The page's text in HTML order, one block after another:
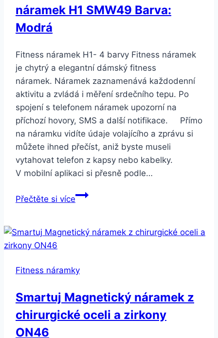
náramek H1 SMW49 Barva:
Modrá
Fitness náramek H1- 4 barvy Fitness náramek
je chytrý a elegantní dámský fitness
náramek. Náramek zaznamenává každodenní
aktivitu a zvládá i měření srdečního tepu. Po
spojení s telefonem náramek upozorní na
příchozí hovory, SMS a další notifikace. Přímo
na náramku vidíte údaje volajícího a zprávu si
můžete ihned přečíst, aniž byste museli
vytahovat telefon z kapsy nebo kabelky.
V mobilní aplikaci si přesně podle…
Přečtěte si víceSmartuj
náramek
Barva:
Fitness náramky
Smartuj Magnetický náramek z
chirurgické oceli a zirkony
ON46